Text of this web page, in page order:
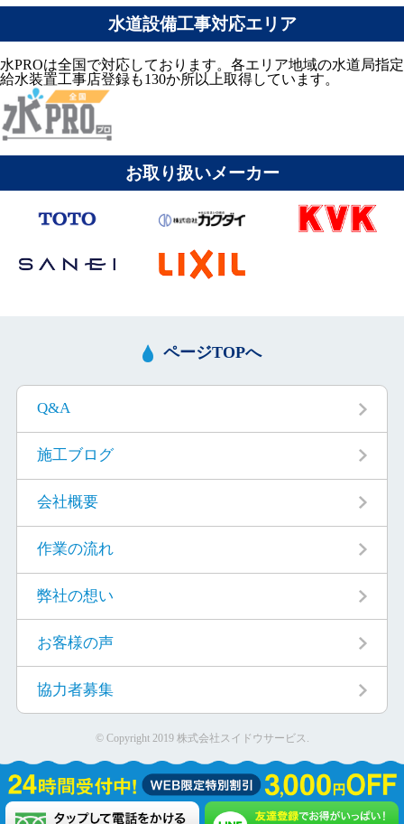
水道設備工事対応エリア
水PROは全国で対応しております。各エリア地域の水道局指定
給水装置工事店登録も130か所以上取得しています。
お取り扱いメーカー
ページTOPへ
Q&A
施工ブログ
会社概要
作業の流れ
弊社の想い
お客様の声
協力者募集
© Copyright 2019 株式会社スイドウサービス.